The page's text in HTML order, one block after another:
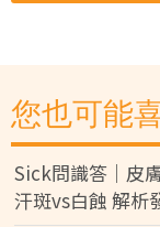
您也可能
Sick問識答｜皮
汗斑vs白蝕 解析